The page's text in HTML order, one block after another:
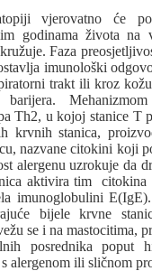
vjerovatno će
godinama života na
Faza
imunološki
trakt ili kroz
Mehanizmom
Th2, u kojoj stanice T
krvnih stanica,
nazvane citokini koji
alergenu uzrokuje da
aktivira tim citokina
imunoglobulini
bijele krvne
se i na mastocitima,
posrednika poput
alergenom ili sličnom